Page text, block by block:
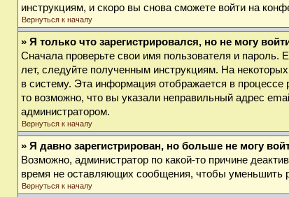
инструкциям, и скоро вы снова сможете войти на
Вернуться к началу
» Я только что зарегистрировался, но не могу
Сначала проверьте свои имя пользователя и
лет, следуйте полученным инструкциям. На
в систему. Эта информация отображается в
то возможно, что вы указали неправильный адрес
администратором.
Вернуться к началу
» Я давно зарегистрирован, но больше не могу
Возможно, администратор по какой-то причине
время не оставляющих сообщения, чтобы уменьшить
Вернуться к началу